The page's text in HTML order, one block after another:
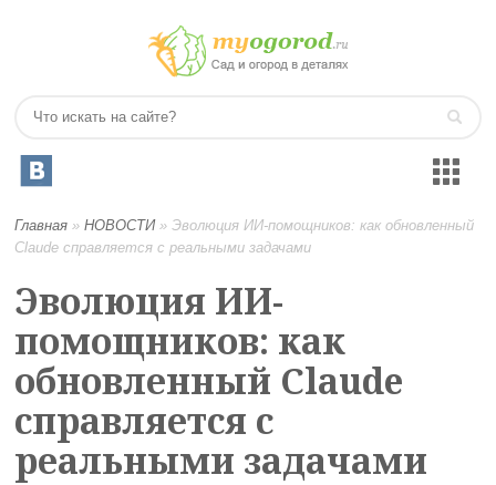
Главная »НОВОСТИ»Эволюция ИИ-помощников: как обновленный
Claude справляется с реальными задачами
Эволюция ИИ-
помощников: как
обновленный Claude
справляется с
реальными задачами